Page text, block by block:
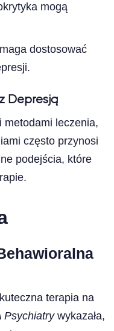
mogą
dostosować
Depresją
metodami leczenia,
często przynosi
podejścia, które
terapia na
Psychiatrywykazała,